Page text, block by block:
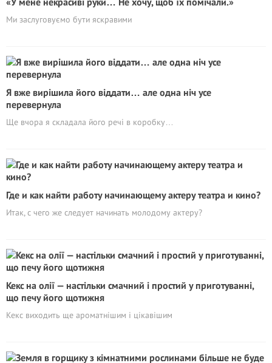
Ми заслуговуємо бути яскравими
Я вже вирішила його віддати… але одна ніч усе
перевернула
Ще вчора я складала його речі в коробку…
Где и как найти работу начинающему актеру театра и кино?
Итак, с чего же следует начинать молодому актеру?
Кекс на олії — настільки смачний і простий у приготуванні,
що печу його щотижня
Кекс виходить ще ароматнішим і цікавішим